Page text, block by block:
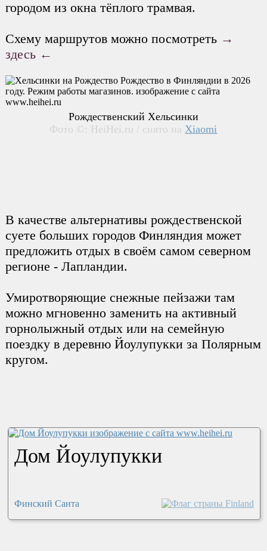
городом из окна тёплого трамвая.
Схему маршрутов можно посмотреть →
здесь ←
Рождественский Хельсинки
Фото ©: HeiHei.ru / снято наXiaomi
В качестве альтернативы рождественской
суете больших городов Финляндия может
предложить отдых в своём самом северном
регионе - Лапландии.
Умиротворяющие снежные пейзажи там
можно мгновенно заменить на активный
горнолыжный отдых или на семейную
поездку в деревню Йоулупукки за Полярным
кругом.
Дом Йоулупукки
Финский Санта